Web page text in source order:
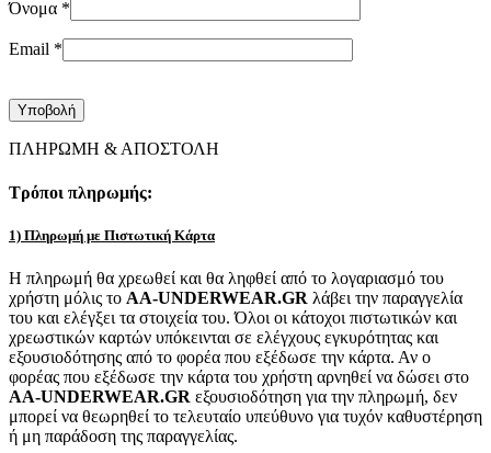
Όνομα *
Email *
ΠΛΗΡΩΜΗ & ΑΠΟΣΤΟΛΗ
Τρόποι πληρωμής:
1) Πληρωμή με Πιστωτική Κάρτα
Η πληρωμή θα χρεωθεί και θα ληφθεί από το λογαριασμό του
χρήστη μόλις το AA-UNDERWEAR.GR λάβει την παραγγελία
του και ελέγξει τα στοιχεία του. Όλοι οι κάτοχοι πιστωτικών και
χρεωστικών καρτών υπόκεινται σε ελέγχους εγκυρότητας και
εξουσιοδότησης από το φορέα που εξέδωσε την κάρτα. Αν ο
φορέας που εξέδωσε την κάρτα του χρήστη αρνηθεί να δώσει στο
AA-UNDERWEAR.GR εξουσιοδότηση για την πληρωμή, δεν
μπορεί να θεωρηθεί το τελευταίο υπεύθυνο για τυχόν καθυστέρηση
ή μη παράδοση της παραγγελίας.